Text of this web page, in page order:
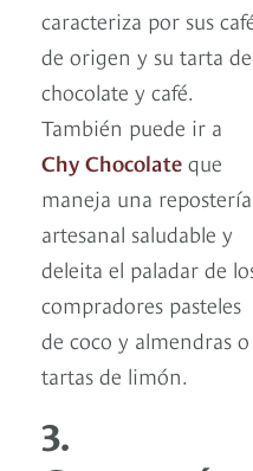
caracteriza por sus
de origen y su tarta de
chocolate y café.
También puede ir a
Chy Chocolate que
maneja una repostería
artesanal saludable y
deleita el paladar de
compradores pasteles
de coco y almendras o
tartas de limón.
3.